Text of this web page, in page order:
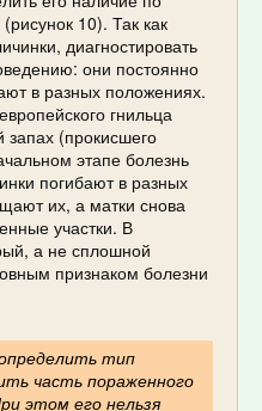
10). Так как
диагностировать
они постоянно
в разных положениях.
гнильца
запах (прокисшего
этапе болезнь
погибают в разных
их, а матки снова
участки. В
а не сплошной
признаком болезни
тип
часть пораженного
этом его нельзя